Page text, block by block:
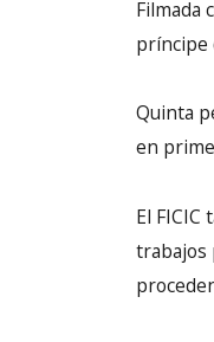
Filmada
príncipe
Quinta
en
El
trabajos